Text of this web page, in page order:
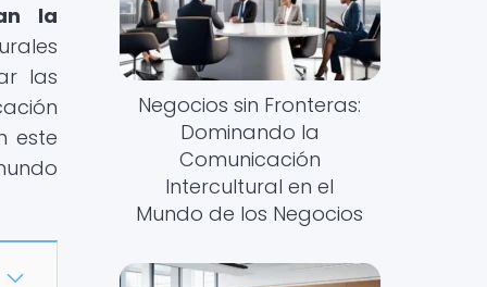
la
las
este
Negocios sin Fronteras:
Dominando la
Comunicación
Intercultural en el
Mundo de los Negocios